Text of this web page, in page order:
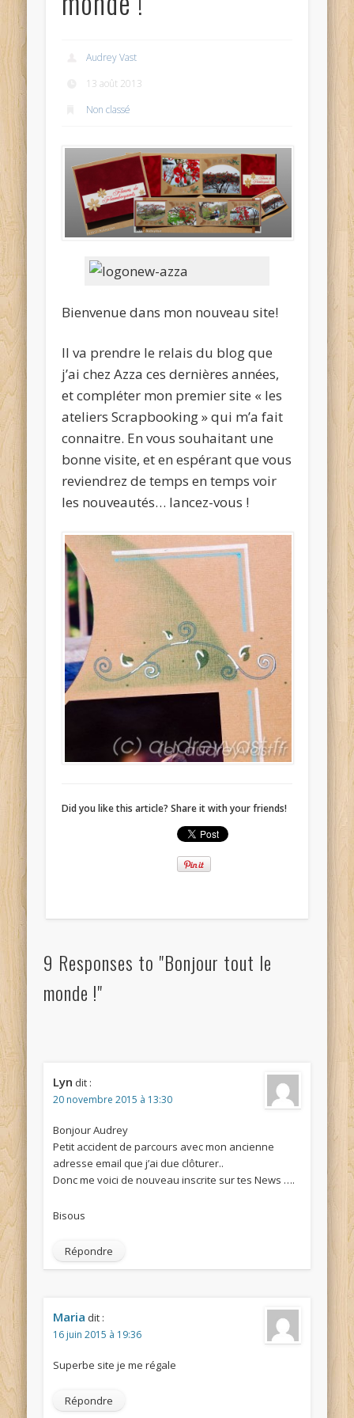
Audrey Vast
13 août 2013
Non classé
Bienvenue dans mon nouveau site!
Il va prendre le relais du blog que
j’ai chez Azza ces dernières années,
et compléter mon premier site « les
ateliers Scrapbooking » qui m’a fait
connaitre. En vous souhaitant une
bonne visite, et en espérant que vous
reviendrez de temps en temps voir
les nouveautés… lancez-vous !
Did you like this article? Share it with your friends!
9 Responses to "Bonjour tout le
monde !"
Lyn dit :
20 novembre 2015 à 13:30
Bonjour Audrey
Petit accident de parcours avec mon ancienne
adresse email que j’ai due clôturer..
Donc me voici de nouveau inscrite sur tes News ….
Bisous
Répondre
Maria dit :
16 juin 2015 à 19:36
Superbe site je me régale
Répondre